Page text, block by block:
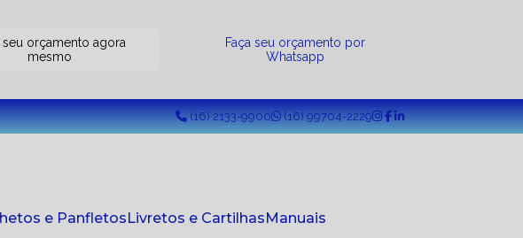
seu orçamento agora
mesmo
Faça seu orçamento por
Whatsapp
(16) 2133-9900 (16) 99704-2229
e Panfletos Livretos e Cartilhas
Manuais